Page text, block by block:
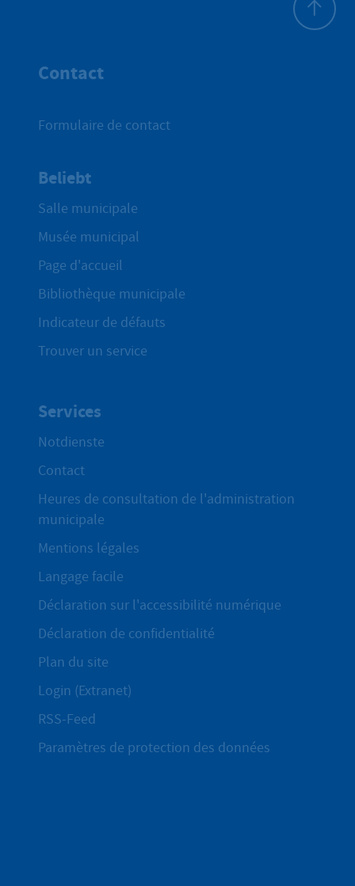
Contact
Formulaire de contact
Beliebt
Salle municipale
Musée municipal
Page d'accueil
Bibliothèque municipale
Indicateur de défauts
Trouver un service
Services
Notdienste
Contact
Heures de consultation de l'administration
municipale
Mentions légales
Langage facile
Déclaration sur l'accessibilité numérique
Déclaration de confidentialité
Plan du site
Login (Extranet)
RSS-Feed
Paramètres de protection des données